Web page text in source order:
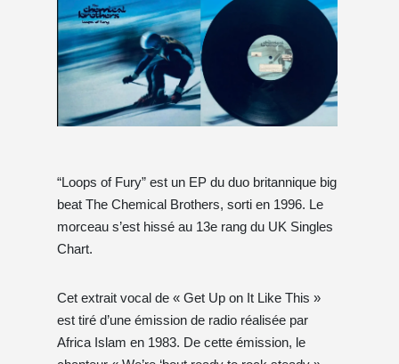
“Loops of Fury” est un EP du duo britannique big
beat The Chemical Brothers, sorti en 1996. Le
morceau s’est hissé au 13e rang du UK Singles
Chart.
Cet extrait vocal de « Get Up on It Like This »
est tiré d’une émission de radio réalisée par
Africa Islam en 1983. De cette émission, le